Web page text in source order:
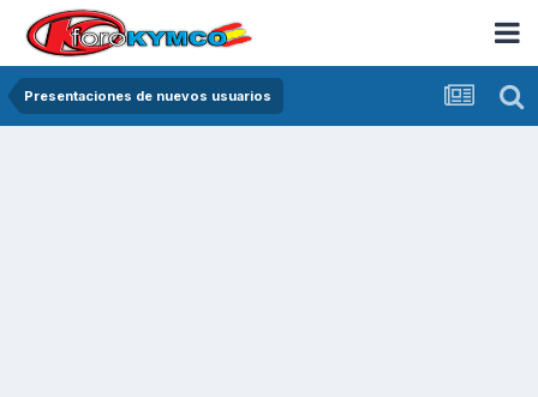
Presentaciones de nuevos usuarios